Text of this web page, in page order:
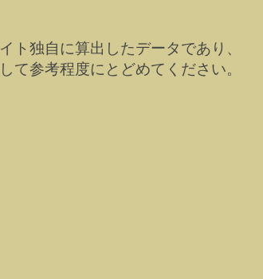
ト独自に算出したデータであり、
て参考程度にとどめてください。